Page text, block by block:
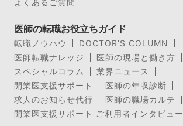
よくあるご質問
医師の転職お役立ちガイド
転職ノウハウ
DOCTOR’S COLUMN
医師転職ナレッジ
医師の現場と働き方
スペシャルコラム
業界ニュース
開業医支援サポート
医師の年収診断
求人のお知らせ代行
医師の職場カルテ
開業医支援サポート ご利用者インタビュー